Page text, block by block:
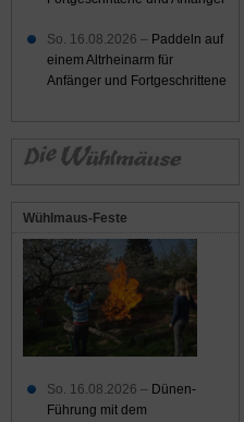
So. 16.08.2026 – Paddeln auf
einem Altrheinarm für
Anfänger und Fortgeschrittene
Wühlmaus-Feste
So. 16.08.2026 – Dünen-
Führung mit dem